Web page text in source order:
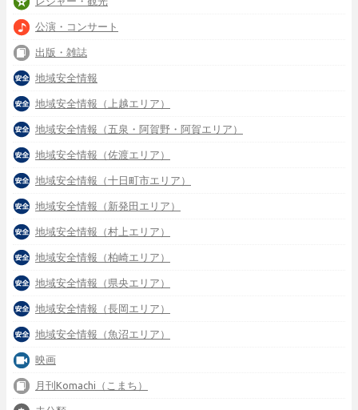
公演・コンサート
出版・雑誌
地域安全情報
地域安全情報（上越エリア）
地域安全情報（五泉・阿賀野・阿賀エリア）
地域安全情報（佐渡エリア）
地域安全情報（十日町市エリア）
地域安全情報（新発田エリア）
地域安全情報（村上エリア）
地域安全情報（柏崎エリア）
地域安全情報（県央エリア）
地域安全情報（長岡エリア）
地域安全情報（魚沼エリア）
映画
月刊Komachi（こまち）